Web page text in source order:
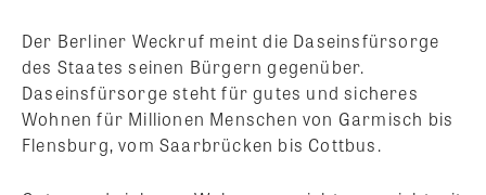
Der Berliner Weckruf meint die Daseinsfürsorge
des Staates seinen Bürgern gegenüber.
Daseinsfürsorge steht für gutes und sicheres
Wohnen für Millionen Menschen von Garmisch bis
Flensburg, vom Saarbrücken bis Cottbus.